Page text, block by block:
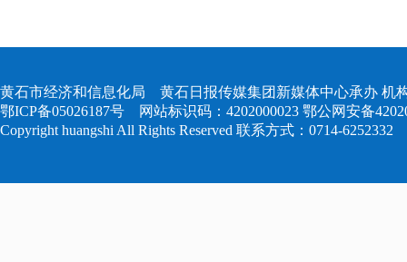
黄石市经济和信息化局 黄石日报传媒集团新媒体中心承办 机
鄂ICP备05026187号 网站标识码：4202000023 鄂公网安备
Copyright huangshi All Rights Reserved 联系方式：0714-6252332